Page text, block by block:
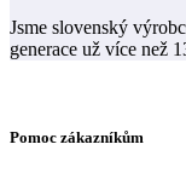
Jsme slovenský
generace už více než
Pomoc zákazníkům